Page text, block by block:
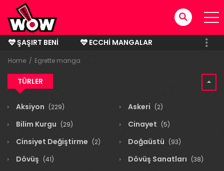
ŞAŞIRT BENI
ECCHI MANGALAR
BITMIŞ MANGALAR
Home Egrette manga
TÜRLER
Aksiyon (229) Askeri (2)
Bilim Kurgu (29) Cinayet (5)
Cinsiyet Değiştirme (2) Doğaüstü (93)
Dövüş (41) Dövüş Sanatları (38)